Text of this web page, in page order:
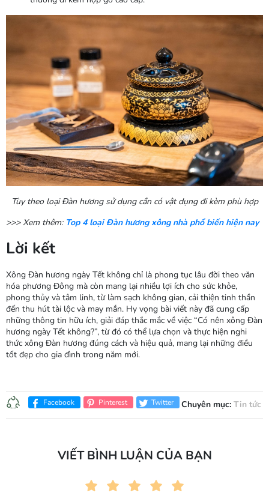
Tùy theo loại Đàn hương sử dụng cần có vật dụng đi kèm phù hợp
>>> Xem thêm: Top 4 loại Đàn hương xông nhà phổ biến hiện nay
Lời kết
Xông Đàn hương ngày Tết không chỉ là phong tục lâu đời theo văn
hóa phương Đông mà còn mang lại nhiều lợi ích cho sức khỏe,
phong thủy và tâm linh, từ làm sạch không gian, cải thiện tinh thần
đến thu hút tài lộc và may mắn. Hy vọng bài viết này đã cung cấp
những thông tin hữu ích, giải đáp thắc mắc về việc “Có nên xông Đàn
hương ngày Tết không?”, từ đó có thể lựa chọn và thực hiện nghi
thức xông Đàn hương đúng cách và hiệu quả, mang lại những điều
tốt đẹp cho gia đình trong năm mới.
Facebook Pinterest Twitter Chuyên mục: Tin tức
VIẾT BÌNH LUẬN CỦA BẠN